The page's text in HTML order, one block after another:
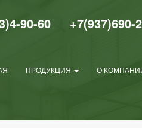
90-60 +7(937)690-
ПРОДУКЦИЯ О